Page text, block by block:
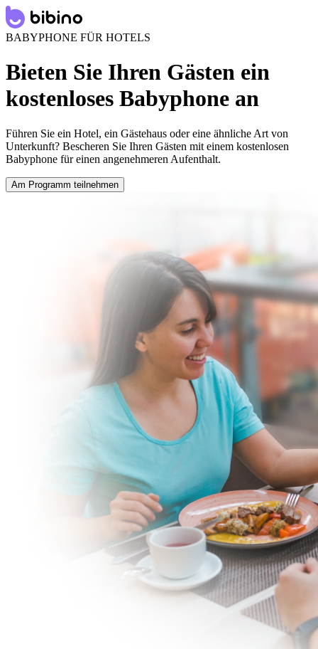
BABYPHONE FÜR HOTELS
Bieten Sie Ihren Gästen ein
kostenloses Babyphone an
Führen Sie ein Hotel, ein Gästehaus oder eine ähnliche Art von
Unterkunft? Bescheren Sie Ihren Gästen mit einem kostenlosen
Babyphone für einen angenehmeren Aufenthalt.
Am Programm teilnehmen